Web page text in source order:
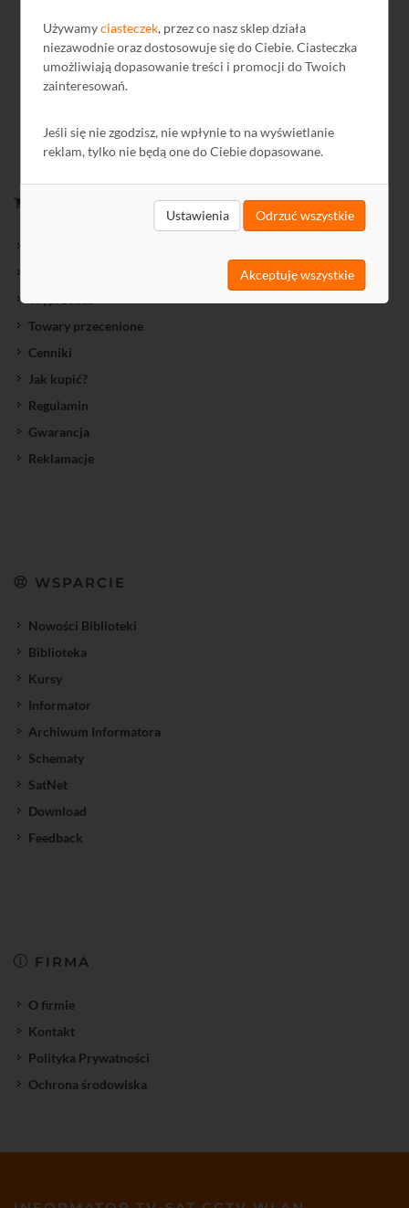
Używamyciasteczek, przez co nasz sklep działa
niezawodnie oraz dostosowuje się do Ciebie. Ciasteczka
umożliwiają dopasowanie treści i promocji do Twoich
zainteresowań.
Jeśli się nie zgodzisz, nie wpłynie to na wyświetlanie
reklam, tylko nie będą one do Ciebie dopasowane.
Ustawienia Odrzuć wszystkie
Akceptuję wszystkie
Towary przecenione
Cenniki
Jak kupić?
Regulamin
Gwarancja
Reklamacje
WSPARCIE
Nowości Biblioteki
Biblioteka
Kursy
Informator
Archiwum Informatora
Schematy
SatNet
Download
Feedback
FIRMA
O firmie
Kontakt
Polityka Prywatności
Ochrona środowiska